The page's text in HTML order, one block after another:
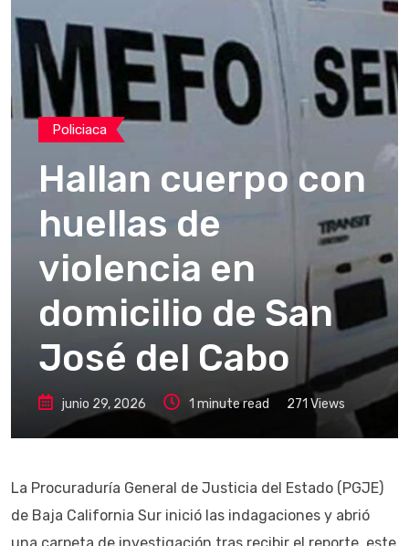
Policiaca
Hallan cuerpo con
huellas de
violencia en
domicilio de San
José del Cabo
junio 29, 2026 1 minute read 271 Views
La Procuraduría General de Justicia del Estado (PGJE)
de Baja California Sur inició las indagaciones y abrió